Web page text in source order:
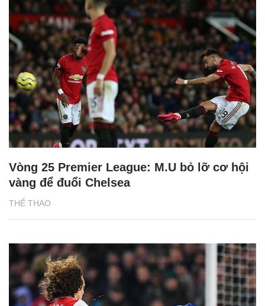
THỂ THAO
Vòng 25 Premier League: M.U bỏ lỡ cơ hội
vàng để đuổi Chelsea